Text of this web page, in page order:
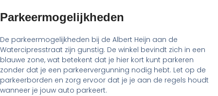
Parkeermogelijkheden
De parkeermogelijkheden bij de Albert Heijn aan de
Watercipresstraat zijn gunstig. De winkel bevindt zich in een
blauwe zone, wat betekent dat je hier kort kunt parkeren
zonder dat je een parkeervergunning nodig hebt. Let op de
parkeerborden en zorg ervoor dat je je aan de regels houdt
wanneer je jouw auto parkeert.